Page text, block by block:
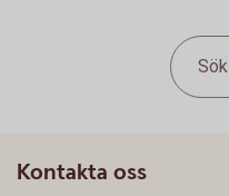
Sök
Kontakta oss